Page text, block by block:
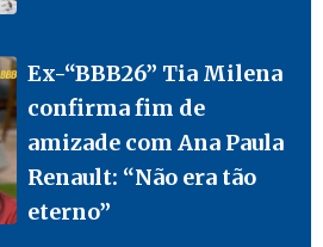
Ex-“BBB26” Tia Milena
confirma fim de
amizade com Ana Paula
Renault: “Não era tão
eterno”